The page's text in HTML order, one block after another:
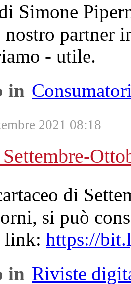
Simone
nostro partner
- utile.
in
2021 08:18
di
si può
link: https://
in Riviste